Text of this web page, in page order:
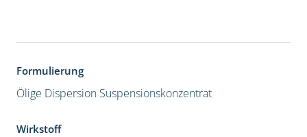
Formulierung
Ölige Dispersion Suspensionskonzentrat
Wirkstoff